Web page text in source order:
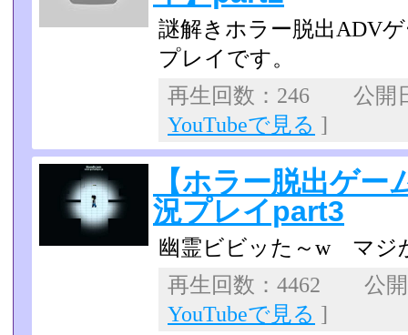
謎解きホラー脱出ADV
プレイです。
再生回数：246 公開
YouTubeで見る ]
【ホラー脱出ゲ
況プレイpart3
幽霊ビビッた～w マジ
再生回数：4462 公
YouTubeで見る ]